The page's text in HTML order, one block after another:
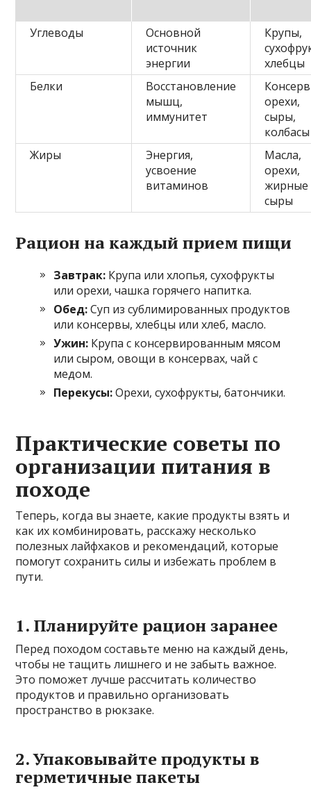
Углеводы
Основной
источник
энергии
Крупы,
хлебцы
Белки
Восстановление
мышц,
иммунитет
орехи,
сыры,
колбасы
Жиры
Энергия,
усвоение
витаминов
Масла,
орехи,
жирные
сыры
Рацион на каждый прием пищи
Завтрак: Крупа или хлопья, сухофрукты
или орехи, чашка горячего напитка.
Обед:Суп из сублимированных продуктов
или консервы, хлебцы или хлеб, масло.
Ужин: Крупа с консервированным мясом
или сыром, овощи в консервах, чай с
медом.
Перекусы:Орехи, сухофрукты, батончики.
Практические советы по
организации питания в
походе
Теперь, когда вы знаете, какие продукты взять и
как их комбинировать, расскажу несколько
полезных лайфхаков и рекомендаций, которые
помогут сохранить силы и избежать проблем в
пути.
1. Планируйте рацион заранее
Перед походом составьте меню на каждый день,
чтобы не тащить лишнего и не забыть важное.
Это поможет лучше рассчитать количество
продуктов и правильно организовать
пространство в рюкзаке.
2. Упаковывайте продукты в
герметичные пакеты